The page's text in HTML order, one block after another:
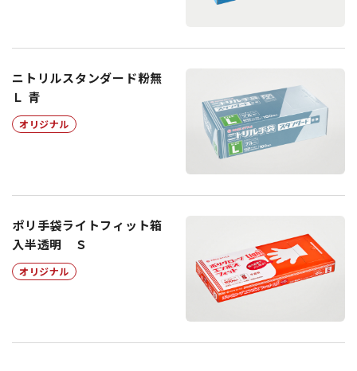
ニトリルスタンダード粉無
Ｌ 青
オリジナル
ポリ手袋ライトフィット箱
入半透明 Ｓ
オリジナル